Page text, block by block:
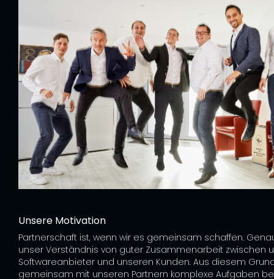
Unsere Motivation
Partnerschaft ist, wenn wir es gemeinsam schaffen.
unser Verständnis von guter Zusammenarbeit zwischen
Softwareanbieter und unseren Kunden. Aus diesem
gemeinsam mit unseren Partnern komplexe Aufgaben